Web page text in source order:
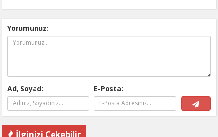
Yorumunuz:
Ad, Soyad: E-Posta:
İlginizi Çekebilir